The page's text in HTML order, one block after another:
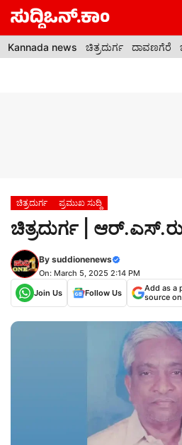
Skip
content
Kannada news ಚಿತ್ರದುರ್ಗ ದಾವಣಗೆರೆ
ಚಿತ್ರದುರ್ಗ ಪ್ರಮುಖ ಸುದ್ದಿ
ಚಿತ್ರದುರ್ಗ |
By suddionenews
On: March 5, 2025 2:14 PM
Join Us
Follow Us
Add as a
source